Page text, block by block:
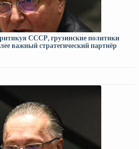
СССР, грузинские политики
важный стратегический партнёр